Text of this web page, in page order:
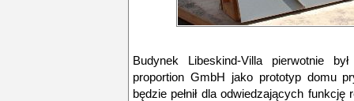
Budynek Libeskind-Villa pierwotnie
proportion GmbH jako prototyp domu
będzie pełnił dla odwiedzających